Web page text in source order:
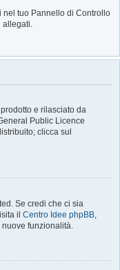
nel tuo Pannello di Controllo
allegati.
e rilasciato da
Public Licence
clicca sul
Se credi che ci sia
il Centro Idee phpBB,
funzionalità.